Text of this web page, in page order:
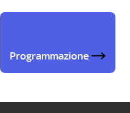
Programmazione